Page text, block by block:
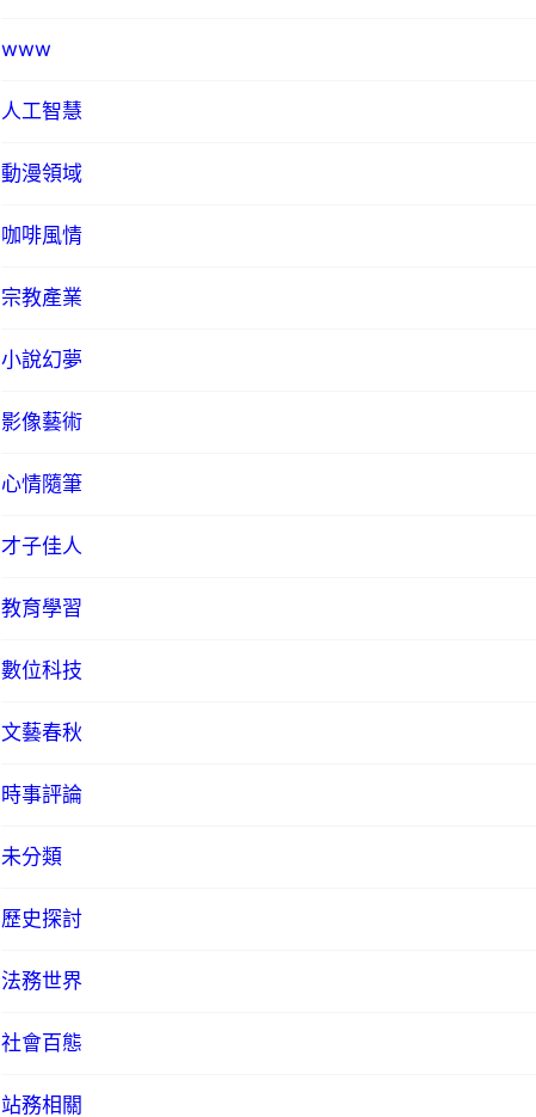
www
人工智慧
動漫領域
咖啡風情
宗教產業
小說幻夢
影像藝術
心情隨筆
才子佳人
教育學習
數位科技
文藝春秋
時事評論
未分類
歷史探討
法務世界
社會百態
站務相關